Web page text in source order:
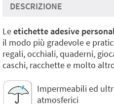
DESCRIZIONE
Leetichette adesive
il modo più gradevole e
regali, occhiali, quaderni,
caschi, racchette e molto
Impermeabili ed
atmosferici